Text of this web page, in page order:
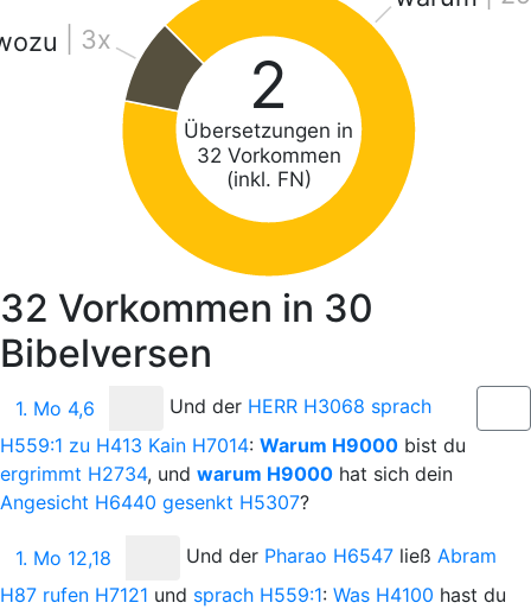
2
Übersetzungen in
32 Vorkommen
(inkl. FN)
| 3x
32 Vorkommen in 30
Bibelversen
1. Mo 4,6 Und der HERR H3068 sprach
H559:1 zu H413 Kain H7014: Warum H9000 bist du
ergrimmt H2734, und warum H9000 hat sich dein
Angesicht H6440 gesenkt H5307?
1. Mo 12,18 Und der Pharao H6547 ließ Abram
H87 rufen H7121 und sprach H559:1: Was H4100 hast du